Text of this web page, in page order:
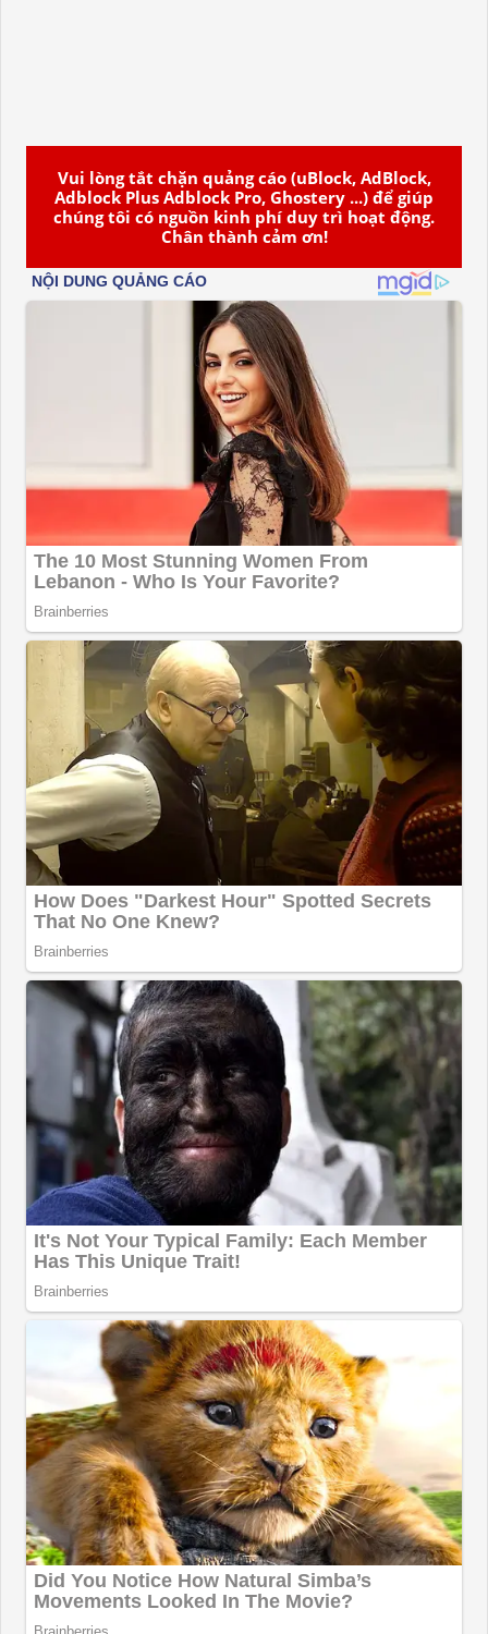
Vui lòng tắt chặn quảng cáo (uBlock, AdBlock,
Adblock Plus Adblock Pro, Ghostery ...) để giúp
chúng tôi có nguồn kinh phí duy trì hoạt động.
Chân thành cảm ơn!